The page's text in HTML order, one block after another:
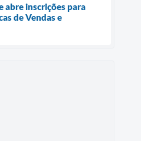
abre inscrições para
de Vendas e